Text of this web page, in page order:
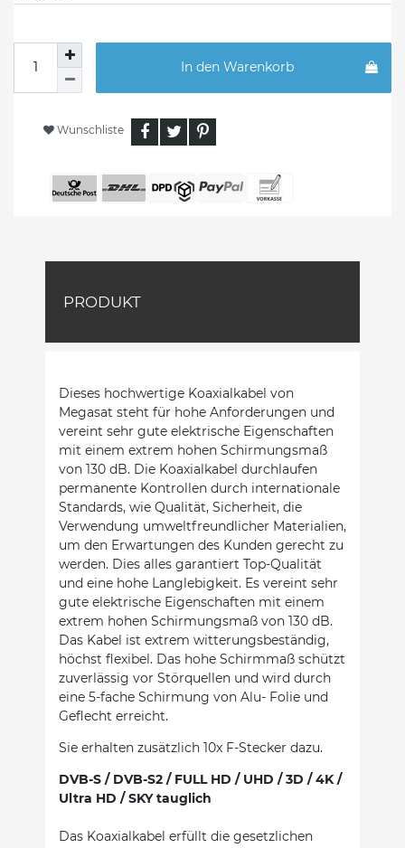
In den Warenkorb
Wunschliste
PRODUKT
Dieses hochwertige Koaxialkabel von
Megasat steht für hohe Anforderungen und
vereint sehr gute elektrische Eigenschaften
mit einem extrem hohen Schirmungsmaß
von 130 dB. Die Koaxialkabel durchlaufen
permanente Kontrollen durch internationale
Standards, wie Qualität, Sicherheit, die
Verwendung umweltfreundlicher Materialien,
um den Erwartungen des Kunden gerecht zu
werden. Dies alles garantiert Top-Qualität
und eine hohe Langlebigkeit. Es vereint sehr
gute elektrische Eigenschaften mit einem
extrem hohen Schirmungsmaß von 130 dB.
Das Kabel ist extrem witterungsbeständig,
höchst flexibel. Das hohe Schirmmaß schützt
zuverlässig vor Störquellen und wird durch
eine 5-fache Schirmung von Alu- Folie und
Geflecht erreicht.
Sie erhalten zusätzlich 10x F-Stecker dazu.
DVB-S / DVB-S2 / FULL HD / UHD / 3D / 4K /
Ultra HD / SKY tauglich
Das Koaxialkabel erfüllt die gesetzlichen